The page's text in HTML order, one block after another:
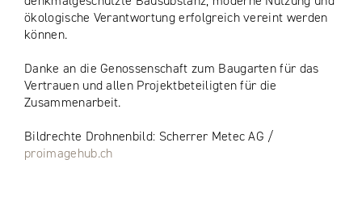
ökologische Verantwortung erfolgreich vereint werden
können.
Danke an die Genossenschaft zum Baugarten für das
Vertrauen und allen Projektbeteiligten für die
Zusammenarbeit.
Bildrechte Drohnenbild: Scherrer Metec AG /
proimagehub.ch